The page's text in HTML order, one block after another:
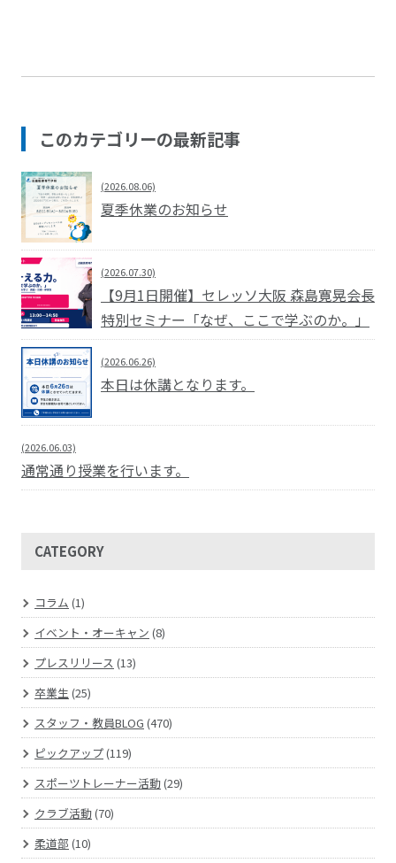
このカテゴリーの最新記事
(2026.08.06)
夏季休業のお知らせ
(2026.07.30)
【9月1日開催】セレッソ大阪 森島寛晃会長
特別セミナー「なぜ、ここで学ぶのか。」
(2026.06.26)
本日は休講となります。
(2026.06.03)
通常通り授業を行います。
CATEGORY
コラム (1)
イベント・オーキャン (8)
プレスリリース (13)
卒業生(25)
スタッフ・教員BLOG (470)
ピックアップ(119)
スポーツトレーナー活動(29)
クラブ活動(70)
柔道部 (10)